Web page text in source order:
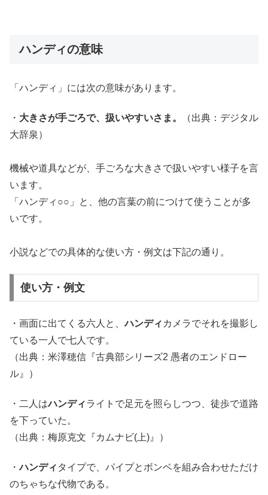
ハンディの意味
「ハンディ」には次の意味があります。
・ 大きさが手ごろで、扱いやすいさま。
（出典：デジタル
大辞泉）
機械や道具などが、手ごろな大きさで扱いやすい様子を言
います。
「ハンディ○○」と、他の言葉の前につけて使うことが多
いです。
小説などでの具体的な使い方・例文は下記の通り。
使い方・例文
・画面に出てくる六人と、ハンディ カメラでそれを撮影し
ている一人で七人です。
（出典：米澤穂信『古典部シリーズ2 愚者のエンドロー
ル』）
・二人はハンディライトで足元を照らしつつ、徒歩で道路
を下っていた。
（出典：梅原克文『カムナビ(上)』）
・ハンディ タイプで、パイプとボンベを組み合わせただけ
のちゃちな代物である。